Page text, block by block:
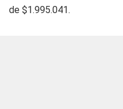
de $1.995.041.